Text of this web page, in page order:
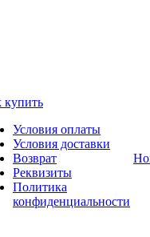
купить
Условия оплаты
Условия доставки
Возврат
Реквизиты
Политика
конфиденциальности